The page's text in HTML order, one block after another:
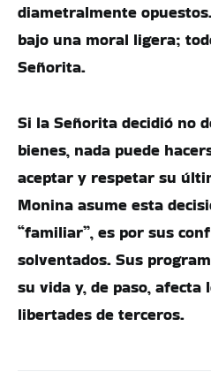
diametralmente
bajo una moral ligera;
Señorita.
Si la Señorita decidió no
bienes, nada puede
aceptar y respetar su
Monina asume esta
“familiar”, es por sus
solventados. Sus
su vida y, de paso, afecta
libertades de terceros.